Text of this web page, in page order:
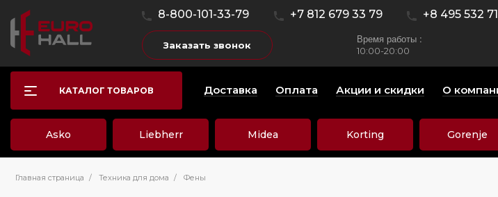
8-800-101-33-79 +7 812 679 33 79 +8 495 532
Заказать звонок Время работы :
10:00-20:00
КАТАЛОГ ТОВАРОВ Доставка Оплата Акции и скидки О
Asko Liebherr Midea Korting Gorenje
Главная страница / Техника для дома / Фены